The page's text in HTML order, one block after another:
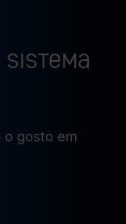
o gosto em